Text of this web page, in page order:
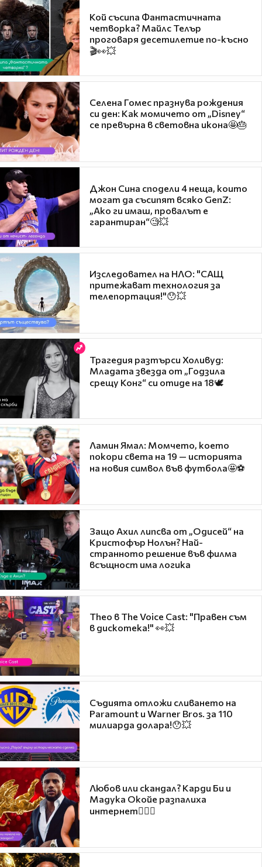
Кой съсипа Фантастичната
четворка? Майлс Телър
проговаря десетилетие по-късно
🎬👀💥
Селена Гомес празнува рождения
си ден: Как момичето от „Disney“
се превърна в световна икона🤩🎂
Джон Сина сподели 4 неща, които
могат да съсипят всяко GenZ:
„Ако ги имаш, провалът е
гарантиран“🧐💥
Изследовател на НЛО: "САЩ
притежават технология за
телепортация!"😯💥
Трагедия разтърси Холивуд:
Младата звезда от „Годзила
срещу Конг“ си отиде на 18🕊️
Ламин Ямал: Момчето, което
покори света на 19 — историята
на новия символ във футбола🤩⚽
Защо Ахил липсва от „Одисей“ на
Кристофър Нолън? Най-
странното решение във филма
всъщност има логика
Theo в The Voice Cast: "Правен съм
в дискотека!" 👀💥
Съдията отложи сливането на
Paramount и Warner Bros. за 110
милиарда долара!😯💥
Любов или скандал? Карди Би и
Мадука Окойе разпалиха
интернет❤️‍🔥🔥